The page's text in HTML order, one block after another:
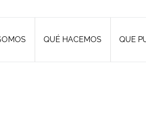
QUÉ HACEMOS QUE